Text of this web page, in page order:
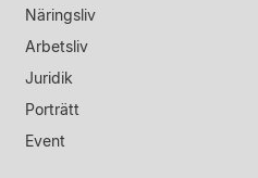
Näringsliv
Arbetsliv
Juridik
Porträtt
Event